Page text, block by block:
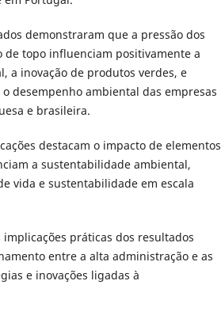
demonstraram que a pressão dos
de topo influenciam positivamente a
a inovação de produtos verdes, e
desempenho ambiental das empresas
e brasileira.
destacam o impacto de elementos
a sustentabilidade ambiental,
vida e sustentabilidade em escala
implicações práticas dos resultados
entre a alta administração e as
e inovações ligadas à